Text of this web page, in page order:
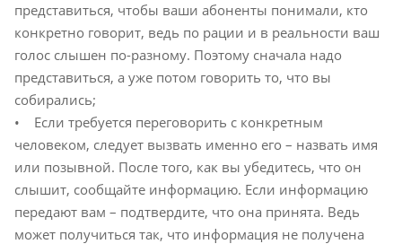
представиться, чтобы ваши абоненты понимали, кто
конкретно говорит, ведь по рации и в реальности ваш
голос слышен по-разному. Поэтому сначала надо
представиться, а уже потом говорить то, что вы
собирались;
• Если требуется переговорить с конкретным
человеком, следует вызвать именно его – назвать имя
или позывной. После того, как вы убедитесь, что он
слышит, сообщайте информацию. Если информацию
передают вам – подтвердите, что она принята. Ведь
может получиться так, что информация не получена